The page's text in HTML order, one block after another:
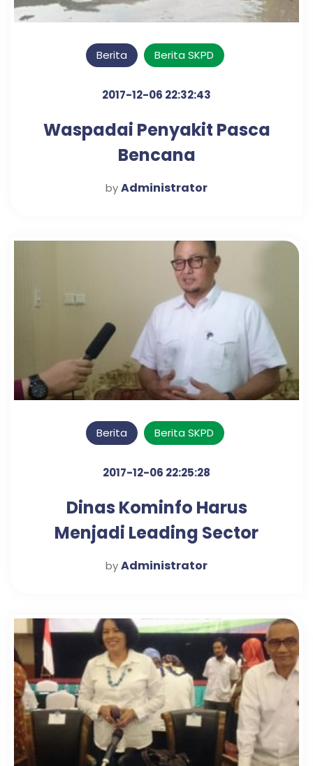
Berita Berita SKPD
2017-12-06 22:32:43
Waspadai Penyakit Pasca
Bencana
byAdministrator
Berita Berita SKPD
2017-12-06 22:25:28
Dinas Kominfo Harus
Menjadi Leading Sector
Penerapan Smart City
byAdministrator